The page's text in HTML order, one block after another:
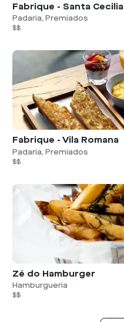
Fabrique - Santa Cecilia
Padaria, Premiados
$$
Fabrique - Vila Romana
Padaria, Premiados
$$
Zé do Hamburger
Hamburgueria
$$